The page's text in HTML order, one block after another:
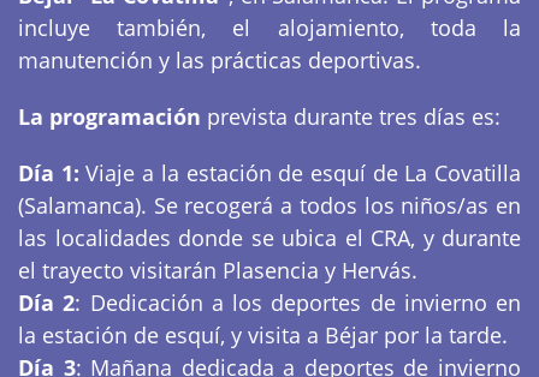
incluye también, el alojamiento, toda la
manutención y las prácticas deportivas.
La programación prevista durante tres días es:
Día 1: Viaje a la estación de esquí de La Covatilla
(Salamanca). Se recogerá a todos los niños/as en
las localidades donde se ubica el CRA, y durante
el trayecto visitarán Plasencia y Hervás.
Día 2: Dedicación a los deportes de invierno en
la estación de esquí, y visita a Béjar por la tarde.
Día 3: Mañana dedicada a deportes de invierno